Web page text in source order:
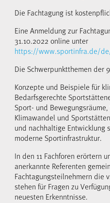
Die Fachtagung ist
Eine Anmeldung zur
31.10.2022 online unter
https://www.sportinfra.de/
Die Schwerpunktthemen der
Konzepte und Beispiele für
Bedarfsgerechte
Sport- und
Klimawandel und
und nachhaltige Entwicklung
moderne Sportinfrastruktur.
In den 11 Fachforen erörtern
anerkannte Referenten
Fachtagungsteilnehmern die
stehen für Fragen zu
neuesten Erkenntnisse.